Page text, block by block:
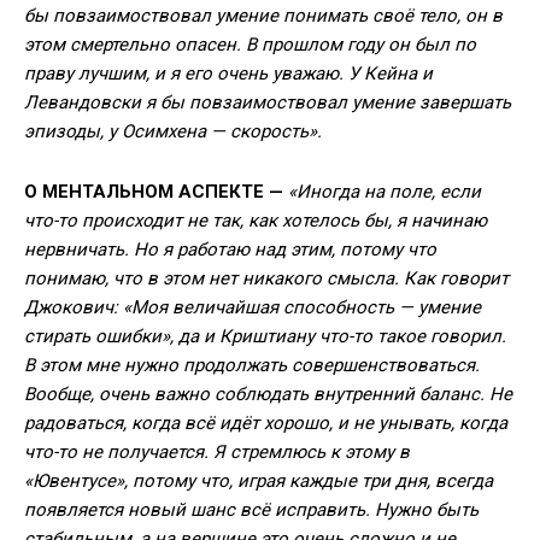
бы повзаимоствовал умение понимать своё тело, он в
этом смертельно опасен. В прошлом году он был по
праву лучшим, и я его очень уважаю. У Кейна и
Левандовски я бы повзаимоствовал умение завершать
эпизоды, у Осимхена — скорость».
О МЕНТАЛЬНОМ АСПЕКТЕ — «Иногда на поле, если
что-то происходит не так, как хотелось бы, я начинаю
нервничать. Но я работаю над этим, потому что
понимаю, что в этом нет никакого смысла. Как говорит
Джокович: «Моя величайшая способность — умение
стирать ошибки», да и Криштиану что-то такое говорил.
В этом мне нужно продолжать совершенствоваться.
Вообще, очень важно соблюдать внутренний баланс. Не
радоваться, когда всё идёт хорошо, и не унывать, когда
что-то не получается. Я стремлюсь к этому в
«Ювентусе», потому что, играя каждые три дня, всегда
появляется новый шанс всё исправить. Нужно быть